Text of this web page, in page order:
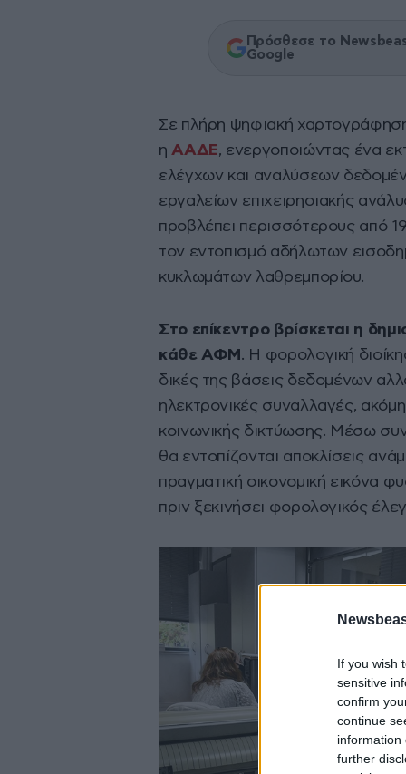
If you wish
sensitive
confirm
continue
information
further
Πρόσθεσε το
Google
Σε πλήρη ψηφιακή
ηΑΑΔΕ, ενεργοποιώντας ένα
ελέγχων και αναλύσεων
εργαλείων επιχειρησιακής
προβλέπει περισσότερους από
τον εντοπισμό αδήλωτων
κυκλωμάτων λαθρεμπορίου.
Στο επίκεντρο βρίσκεται η
κάθε ΑΦΜ . Η φορολογική
δικές της βάσεις δεδομένων
ηλεκτρονικές συναλλαγές,
κοινωνικής δικτύωσης. Μέσω
θα εντοπίζονται αποκλίσεις
πραγματική οικονομική εικόνα
πριν ξεκινήσει φορολογικός